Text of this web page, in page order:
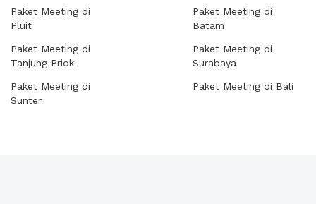
Paket Meeting di
Pluit
Paket Meeting di
Tanjung Priok
Paket Meeting di
Sunter
Paket Meeting di
Batam
Paket Meeting di
Surabaya
Paket Meeting di Bali